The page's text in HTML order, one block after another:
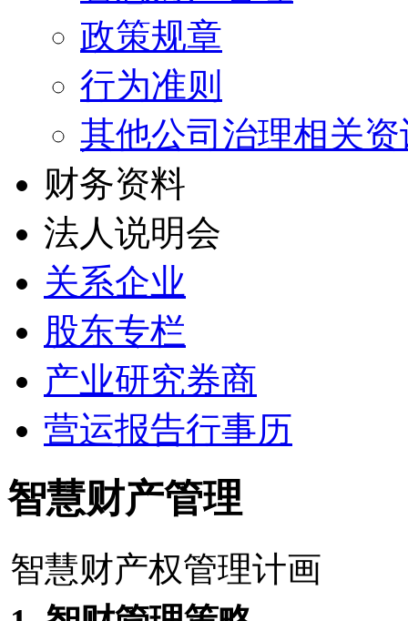
政策规章
行为准则
其他公司治理相关资
财务资料
法人说明会
关系企业
股东专栏
产业研究券商
营运报告行事历
智慧财产管理
智慧财产权管理计画